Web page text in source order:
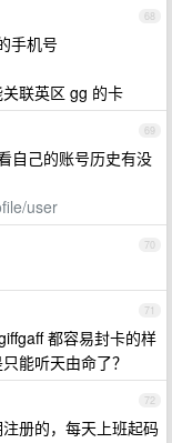
68
手机号
联英区 gg 的卡
69
自己的账号历史有没
user
70
71
都容易封卡的样
能听天由命了？
72
册的，每天上班起码